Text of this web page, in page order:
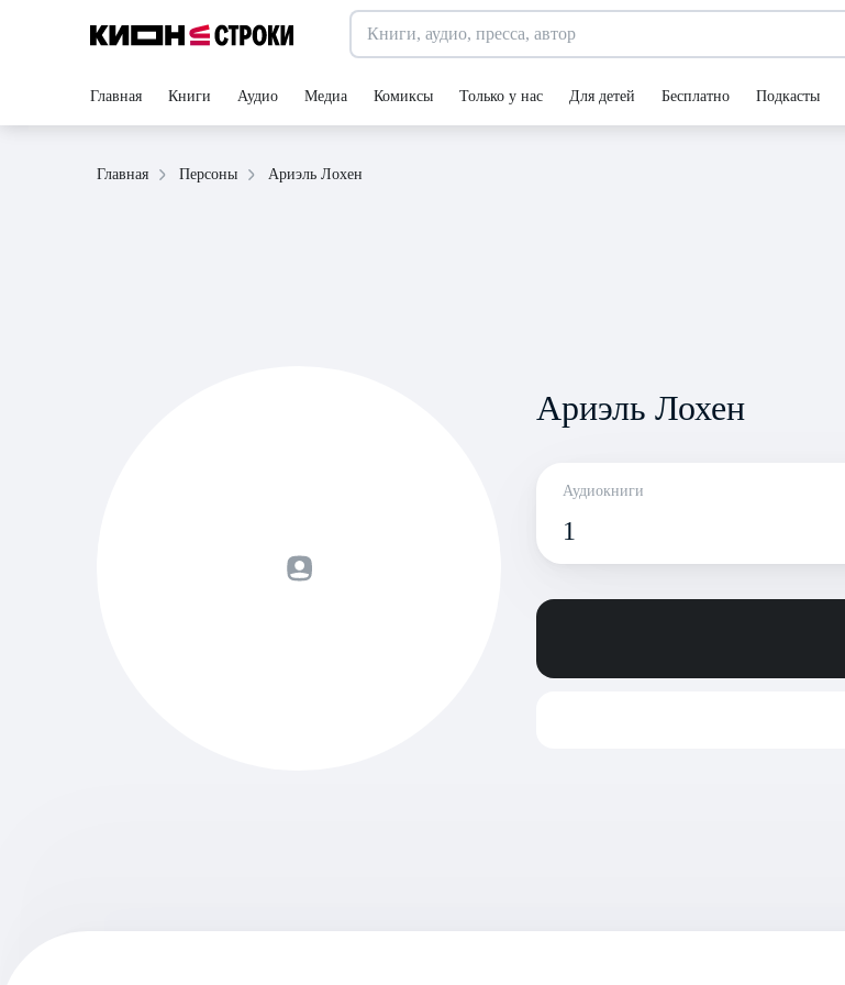
Главная Книги Аудио Медиа Комиксы Только у нас Для детей Бесплатно Подкасты
Главная Персоны Ариэль Лохен
Ариэль Лохен
Аудиокниги
1